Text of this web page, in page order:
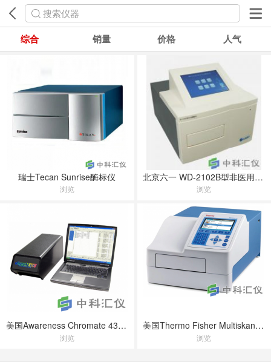
搜索仪器
综合 销量 价格 人气
瑞士Tecan Sunrise酶标仪
浏览
北京六一 WD-2102B型非医用全自动酶标仪
浏览
美国Awareness Chromate 4300酶标仪
浏览
美国Thermo Fisher Multiskan FC型全自动酶标仪
浏览